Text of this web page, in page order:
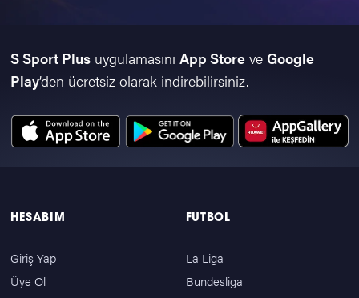
S Sport Plusuygulamasını App Storeve Google
Play’den ücretsiz olarak indirebilirsiniz.
HESABIM
Giriş Yap
Üye Ol
FUTBOL
La Liga
Bundesliga